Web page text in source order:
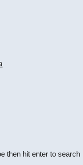
then hit enter to search